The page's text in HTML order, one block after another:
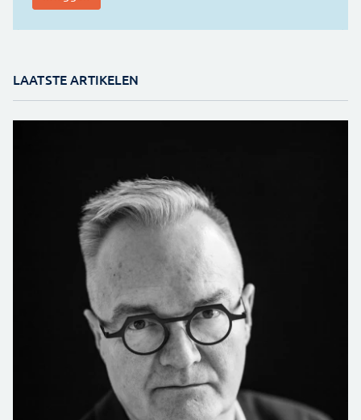
LAATSTE ARTIKELEN